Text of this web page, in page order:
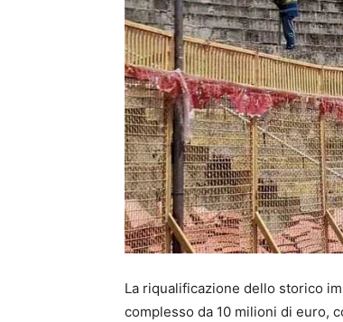
La riqualificazione dello storico
complesso da 10 milioni di euro,